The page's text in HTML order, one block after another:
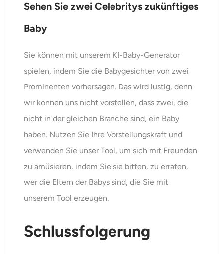
Sehen Sie zwei Celebritys zukünftiges
Baby
Sie können mit unserem KI-Baby-Generator
spielen, indem Sie die Babygesichter von zwei
Prominenten vorhersagen. Das wird lustig, denn
wir können uns nicht vorstellen, dass zwei, die
nicht in der gleichen Branche sind, ein Baby
haben. Nutzen Sie Ihre Vorstellungskraft und
verwenden Sie unser Tool, um sich mit Freunden
zu amüsieren, indem Sie sie bitten, zu erraten,
wer die Eltern der Babys sind, die Sie mit
unserem Tool erzeugen.
Schlussfolgerung